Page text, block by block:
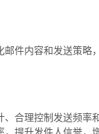
件内容和发送策略，
、合理控制发送频率
，提升发件人信誉，